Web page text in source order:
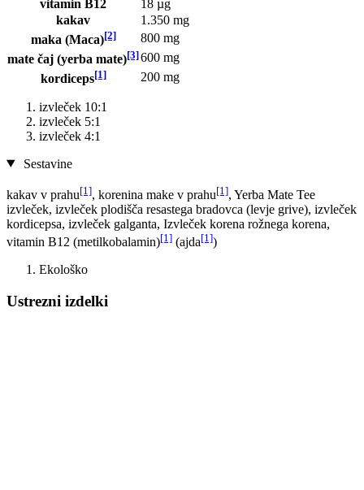
vitamin B12
18 µg
kakav
1.350 mg
maka (Maca)[2]
800 mg
mate čaj (yerba mate)[3]600 mg
kordiceps[1] 200 mg
izvleček 10:1
izvleček 5:1
izvleček 4:1
Sestavine
kakav v prahu[1], korenina make v prahu[1], Yerba Mate Tee
izvleček, izvleček plodišča resastega bradovca (levje grive), izvleček
kordicepsa, izvleček galganta, Izvleček korena rožnega korena,
vitamin B12 (metilkobalamin)[1] (ajda[1])
Ekološko
Ustrezni izdelki